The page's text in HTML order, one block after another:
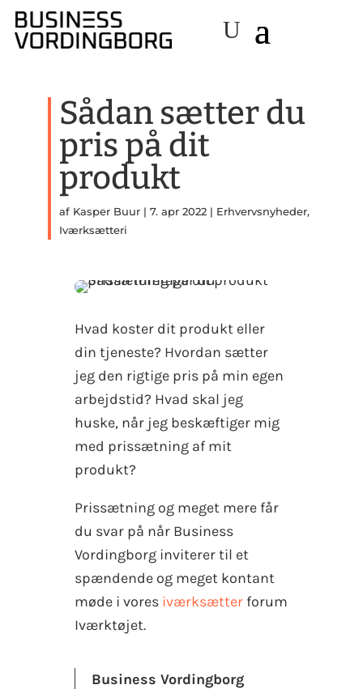
Sådan sætter du
pris på dit
produkt
af Kasper Buur |7. apr 2022 | Erhvervsnyheder,
Iværksætteri
Hvad koster dit produkt eller
din tjeneste? Hvordan sætter
jeg den rigtige pris på min egen
arbejdstid? Hvad skal jeg
huske, når jeg beskæftiger mig
med prissætning af mit
produkt?
Prissætning og meget mere får
du svar på når Business
Vordingborg inviterer til et
spændende og meget kontant
møde i vores iværksætter forum
Iværktøjet.
Business Vordingborg